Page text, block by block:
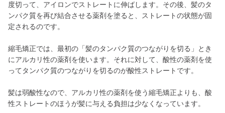
度切って、アイロンでストレートに伸ばします。その後、髪のタ
ンパク質を再び結合させる薬剤を塗ると、ストレートの状態が固
定されるのです。
縮毛矯正では、最初の「髪のタンパク質のつながりを切る」とき
にアルカリ性の薬剤を使います。それに対して、酸性の薬剤を使
ってタンパク質のつながりを切るのが酸性ストレートです。
髪は弱酸性なので、アルカリ性の薬剤を使う縮毛矯正よりも、酸
性ストレートのほうが髪に与える負担は少なくなっています。